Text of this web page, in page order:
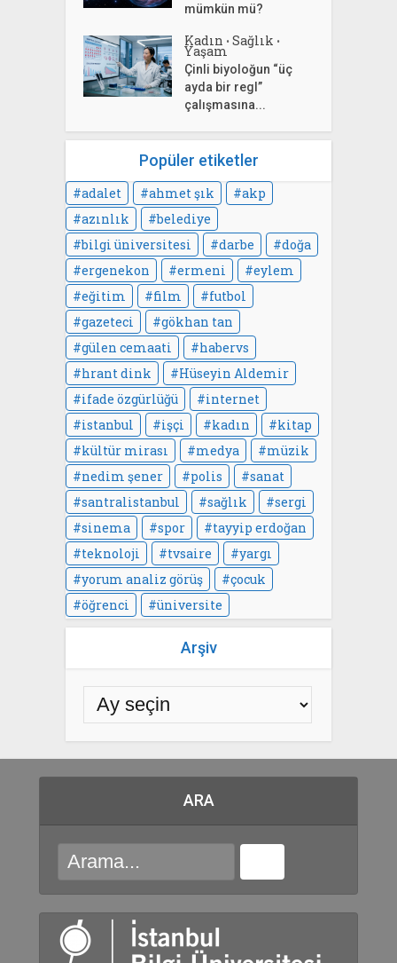
mümkün mü?
Kadın • Sağlık •
Yaşam
Çinli biyoloğun “üç
ayda bir regl”
çalışmasına...
Popüler etiketler
adalet ahmet şık
akp
azınlık
belediye
bilgi üniversitesi
darbe
doğa
ergenekon
ermeni
eylem
eğitim
film
futbol
gazeteci
gökhan tan
gülen cemaati
habervs
hrant dink
Hüseyin Aldemir
ifade özgürlüğü
internet
istanbul
işçi kadın
kitap
kültür mirası
medya
müzik
nedim şener
polis
sanat
santralistanbul
sağlık
sergi
sinema
spor
tayyip erdoğan
teknoloji
tvsaire
yargı
yorum analiz görüş
çocuk
öğrenci
üniversite
Arşiv
ARA